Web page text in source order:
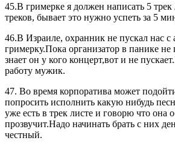
45.В гримерке я должен написать 5
треков, бывает это нужно успеть за 5
46.В Израиле, охранник не пускал нас
гримерку.Пока организатор в панике
знает он у кого концерт,вот и не
работу мужик.
47. Во время корпоратива может
попросить исполнить какую нибудь
уже есть в трек листе и говорю что она
прозвучит.Надо начинать брать с них
честный.